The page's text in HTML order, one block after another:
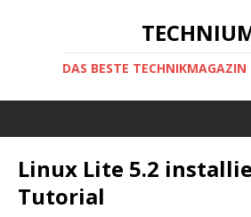
DAS BESTE TECHNIKMAGAZIN
Linux Lite 5.2
Tutorial